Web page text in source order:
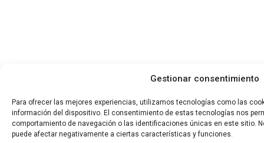
Gestionar consentimiento
Para ofrecer las mejores experiencias, utilizamos tecnologías como las
información del dispositivo. El consentimiento de estas tecnologías nos
comportamiento de navegación o las identificaciones únicas en este sitio.
puede afectar negativamente a ciertas características y funciones.